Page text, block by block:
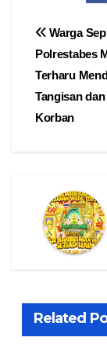
pos
Warga
Polrestabes
Terharu
Tangisan
Korban
Related